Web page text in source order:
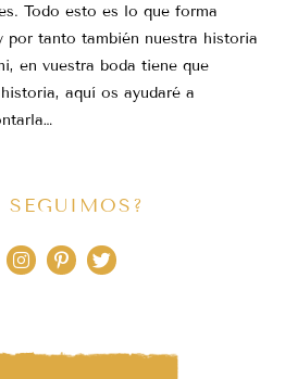
Todo esto es lo que forma
por tanto también nuestra historia
en vuestra boda tiene que
aquí os ayudaré a
SEGUIMOS?